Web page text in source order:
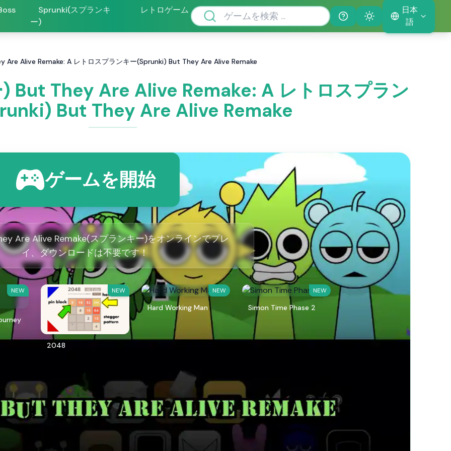
Sprunki(スプランキ
ー)
レトロゲーム
Help
Theme
日本
語
Are Alive Remake: A レトロスプランキー(Sprunki) But They Are Alive Remake
But They Are Alive Remake: A レトロスプラン
But They Are Alive Remake
ゲームを開始
Are Alive Remake(スプランキー)をオンラインでプレ
イ、ダウンロードは不要です！
NEW NEW
2048
NEW
Hard Working Man
NEW
Simon Time Phase 2